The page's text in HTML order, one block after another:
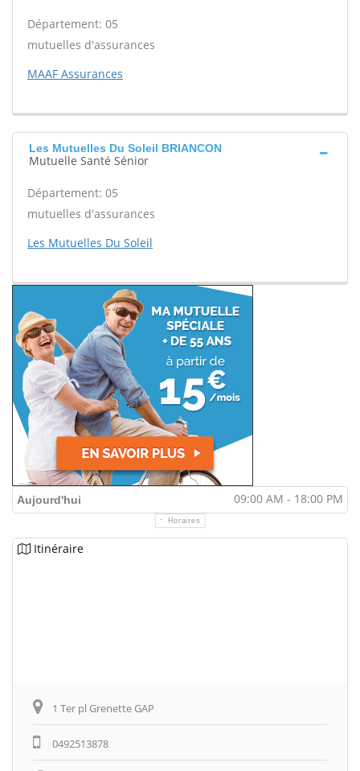
Département: 05
mutuelles d'assurances
MAAF Assurances
Les Mutuelles Du Soleil BRIANCON
Mutuelle Santé Sénior
Département: 05
mutuelles d'assurances
Les Mutuelles Du Soleil
Aujourd'hui 09:00 AM - 18:00 PM
Horaires
Itinéraire
1 Ter pl Grenette GAP
0492513878